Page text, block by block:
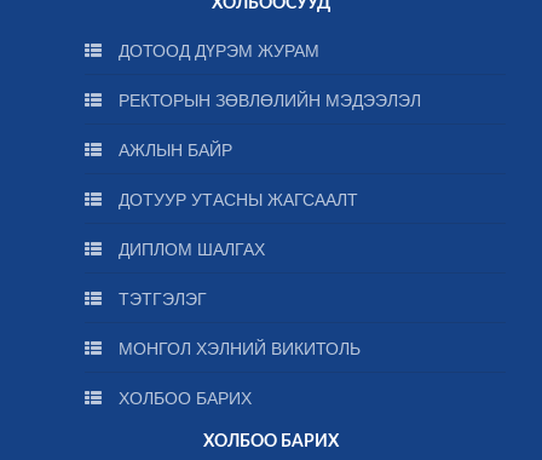
ДОТООД ДҮРЭМ ЖУРАМ
РЕКТОРЫН ЗӨВЛӨЛИЙН МЭДЭЭЛЭЛ
АЖЛЫН БАЙР
ДОТУУР УТАСНЫ ЖАГСААЛТ
ДИПЛОМ ШАЛГАХ
ТЭТГЭЛЭГ
МОНГОЛ ХЭЛНИЙ ВИКИТОЛЬ
ХОЛБОО БАРИХ
ХОЛБОО БАРИХ